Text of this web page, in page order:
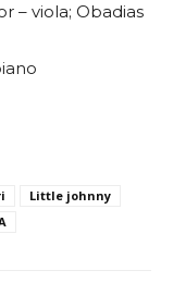
– viola; Obadias
Little johnny